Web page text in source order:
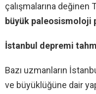
çalışmalarına değinen
büyük paleosismoloji
İstanbul depremi
Bazı uzmanların
ve büyüklüğüne dair